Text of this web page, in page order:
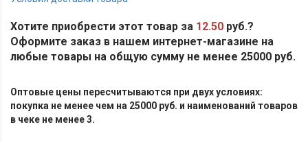
Хотите приобрести этот товар за 12.50 руб.?
Оформите заказ в нашем интернет-магазине на
любые товары на общую сумму не менее 25000 руб.
Оптовые цены пересчитываются при двух условиях:
покупка не менее чем на 25000 руб. и наименований товаров
в чеке не менее 3.